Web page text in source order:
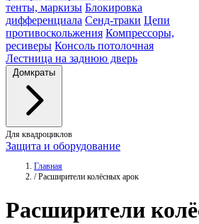
тенты, маркизы Блокировка
дифференциала Сенд-траки Цепи
противоскольжения Компрессоры,
ресиверы Консоль потолочная
Лестница на заднюю дверь
Домкраты
Для квадроциклов
Защита и оборудование
Главная
/ Расширители колёсных арок
Расширители